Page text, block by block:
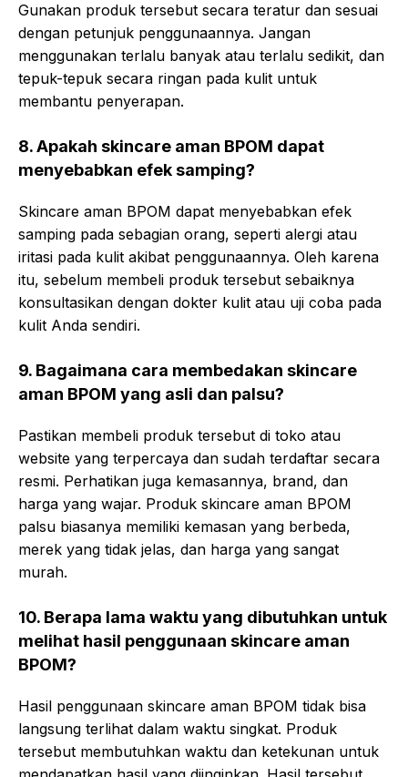
Gunakan produk tersebut secara teratur dan sesuai
dengan petunjuk penggunaannya. Jangan
menggunakan terlalu banyak atau terlalu sedikit, dan
tepuk-tepuk secara ringan pada kulit untuk
membantu penyerapan.
8. Apakah skincare aman BPOM dapat
menyebabkan efek samping?
Skincare aman BPOM dapat menyebabkan efek
samping pada sebagian orang, seperti alergi atau
iritasi pada kulit akibat penggunaannya. Oleh karena
itu, sebelum membeli produk tersebut sebaiknya
konsultasikan dengan dokter kulit atau uji coba pada
kulit Anda sendiri.
9. Bagaimana cara membedakan skincare
aman BPOM yang asli dan palsu?
Pastikan membeli produk tersebut di toko atau
website yang terpercaya dan sudah terdaftar secara
resmi. Perhatikan juga kemasannya, brand, dan
harga yang wajar. Produk skincare aman BPOM
palsu biasanya memiliki kemasan yang berbeda,
merek yang tidak jelas, dan harga yang sangat
murah.
10. Berapa lama waktu yang dibutuhkan untuk
melihat hasil penggunaan skincare aman
BPOM?
Hasil penggunaan skincare aman BPOM tidak bisa
langsung terlihat dalam waktu singkat. Produk
tersebut membutuhkan waktu dan ketekunan untuk